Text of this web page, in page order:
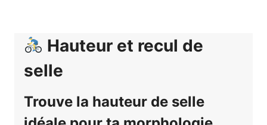
Hauteur et recul de
selle
Trouve la hauteur de selle